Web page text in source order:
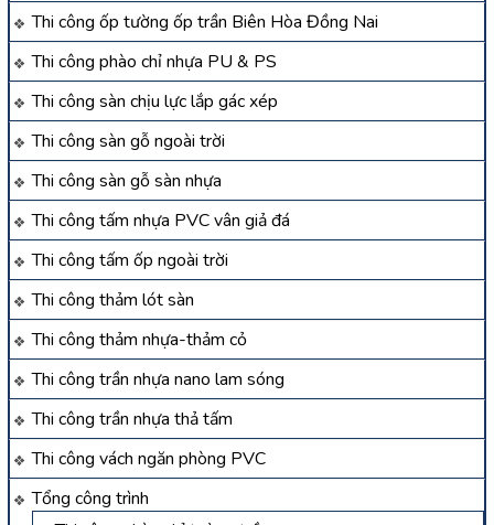
Thi công ốp tường ốp trần Biên Hòa Đồng Nai
Thi công phào chỉ nhựa PU & PS
Thi công sàn chịu lực lắp gác xép
Thi công sàn gỗ ngoài trời
Thi công sàn gỗ sàn nhựa
Thi công tấm nhựa PVC vân giả đá
Thi công tấm ốp ngoài trời
Thi công thảm lót sàn
Thi công thảm nhựa-thảm cỏ
Thi công trần nhựa nano lam sóng
Thi công trần nhựa thả tấm
Thi công vách ngăn phòng PVC
Tổng công trình